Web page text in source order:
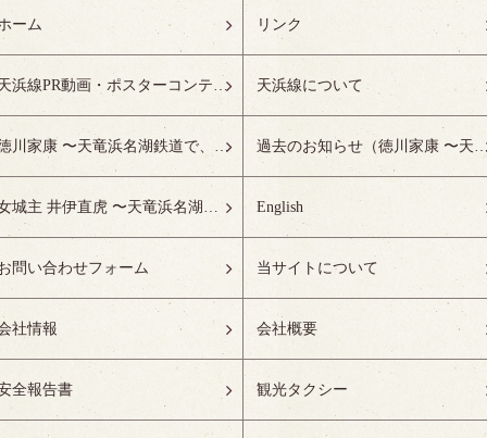
ーム リンク
天浜線PR動画・ポスターコンテスト受賞作品特設ページ 天浜線について
徳川家康 〜天竜浜名湖鉄道で、徳川ゆかりの地へ！〜 過去のお知らせ（徳川家康 〜天竜浜名湖鉄道で、
女城主 井伊直虎 〜天竜浜名湖鉄道で、井の国へ！〜 English
問い合わせフォーム 当サイトについて
社情報 会社概要
全報告書 観光タクシー